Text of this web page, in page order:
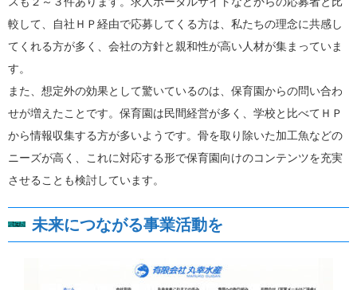
較して、自社ＨＰ経由で応募してくる方は、私たちの理念に共感し
てくれる方が多く、会社の方針と親和性が高い人材が集まっていま
す。
また、想定外の効果として驚いているのは、保育園からの問い合わ
せが増えたことです。保育園は民間経営が多く、学校と比べてＨＰ
から情報収集する方が多いようです。骨を取り除いた加工魚などの
ニーズが高く、これに対応する形で保育園向けのコンテンツを充実
させることも検討しています。
未来につながる事業活動を